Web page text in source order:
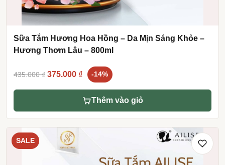
Sữa Tắm Hương Hoa Hồng – Da Mịn Sáng Khỏe –
Hương Thơm Lâu – 800ml
435.000₫ Original
375.000 ₫Current
price
is:
-14%
Thêm vào giỏ
SALE